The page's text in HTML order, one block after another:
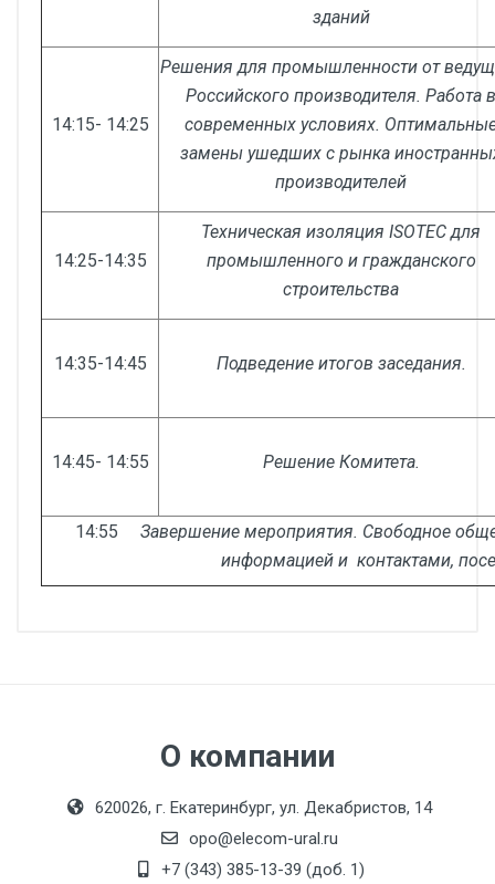
зданий
14:15- 14:25
Решения для промышленности от
Российского производителя. Работа в
современных условиях.
замены ушедших с рынка
производителей
14:25-14:35
Техническая изоляция ISOTEC для
промышленного и гражданского
строительства
14:35-14:45 Подведение итогов заседания.
14:45- 14:55 Решение Комитета.
14:55 Завершение мероприятия. Свободное
информацией и контактами,
О компании
620026, г. Екатеринбург, ул. Декабристов, 14
opo@elecom-ural.ru
+7 (343) 385-13-39 (доб. 1)